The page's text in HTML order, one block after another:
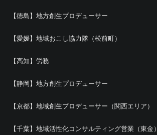
【徳島】地方創生プロデューサー
【愛媛】地域おこし協力隊（松前町）
【高知】労務
【静岡】地方創生プロデューサー
【京都】地域創生プロデューサー（関西エリア）
【千葉】地域活性化コンサルティング営業（東金）